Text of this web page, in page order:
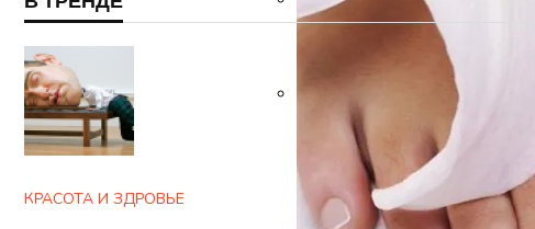
Ручка-Защелка Для
Готовим Газон К
КРАСОТА И ЗДРОВЬЕ